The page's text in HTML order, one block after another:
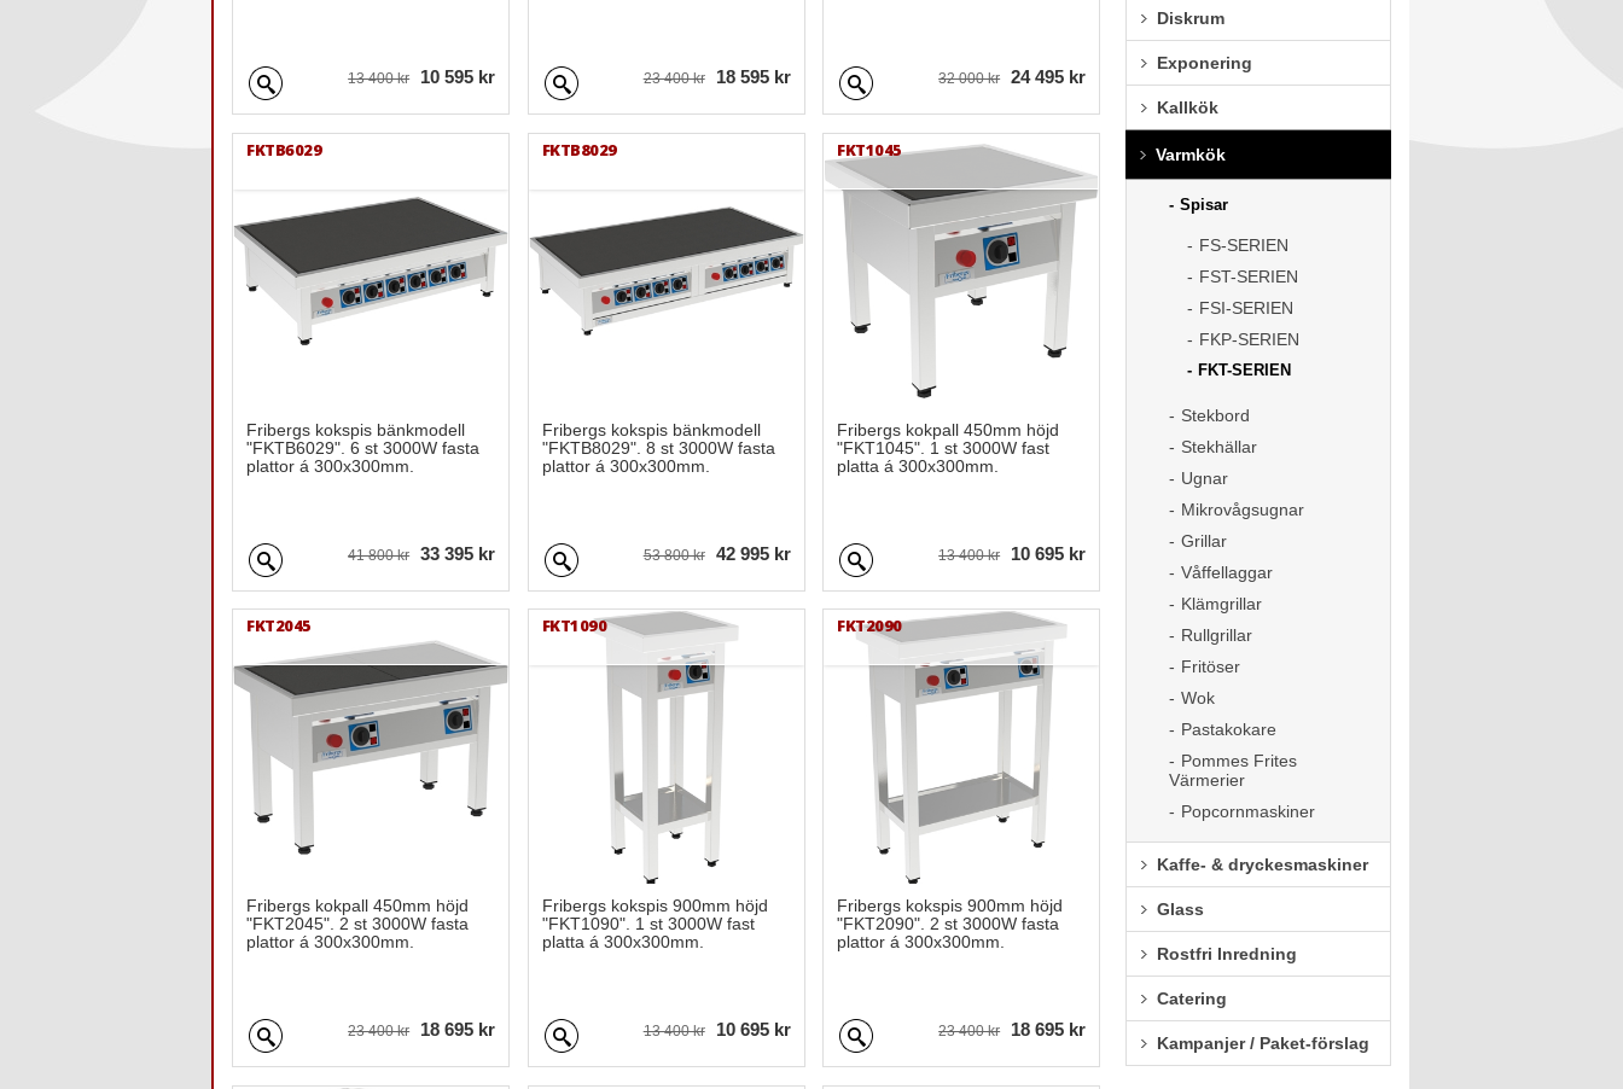
13 400 kr 10 595 kr 23 400 kr 18 595 kr 32 000 kr 24 495 kr
FKTB6029
Fribergs kokspis bänkmodell
"FKTB6029". 6 st 3000W fasta
plattor á 300x300mm.
41 800 kr 33 395 kr
FKTB8029
Fribergs kokspis bänkmodell
"FKTB8029". 8 st 3000W fasta
plattor á 300x300mm.
53 800 kr 42 995 kr
FKT1045
Fribergs kokpall 450mm höjd
"FKT1045". 1 st 3000W fast
platta á 300x300mm.
13 400 kr 10 695 kr
FKT2045
Fribergs kokpall 450mm höjd
"FKT2045". 2 st 3000W fasta
plattor á 300x300mm.
23 400 kr 18 695 kr
FKT1090
Fribergs kokspis 900mm höjd
"FKT1090". 1 st 3000W fast
platta á 300x300mm.
13 400 kr 10 695 kr
FKT2090
Fribergs kokspis 900mm höjd
"FKT2090". 2 st 3000W fasta
plattor á 300x300mm.
23 400 kr 18 695 kr
Diskrum
Exponering
Kallkök
Varmkök
Spisar
FS-SERIEN
FST-SERIEN
FSI-SERIEN
FKP-SERIEN
FKT-SERIEN
Stekbord
Stekhällar
Ugnar
Mikrovågsugnar
Grillar
Våffellaggar
Klämgrillar
Rullgrillar
Fritöser
Wok
Pastakokare
Pommes Frites
Värmerier
Popcornmaskiner
Kaffe- & dryckesmaskiner
Glass
Rostfri Inredning
Catering
Kampanjer / Paket-förslag